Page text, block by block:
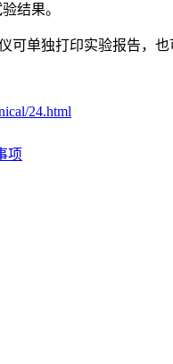
结果。
单独打印实验报告，也
24.html
项